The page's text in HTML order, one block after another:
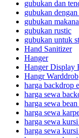
gubukan dan
gubukan
gubukan
gubukan rustic
gubukan untuk
Hand Sanitizer
Hanger
Hanger Display
Hangr Warddrob
harga backdrop
harga sewa
harga sewa
harga sewa
harga sewa
harga sewa